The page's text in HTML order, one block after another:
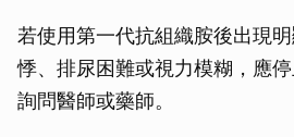
若使用第一代抗組織胺後出現
悸、排尿困難或視力模糊，應
詢問醫師或藥師。